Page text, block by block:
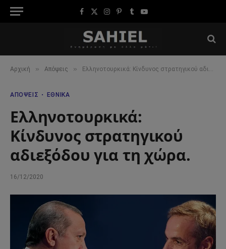
Facebook
X
Instagram
Pinterest
TumblrYouTube
Αρχική » Απόψεις » Ελληνοτουρκικά: Κίνδυνος στρατηγικού αδιεξόδου για τη χώρα.
ΑΠΌΨΕΙΣ ΕΘΝΙΚΆ
Ελληνοτουρκικά:
Κίνδυνος στρατηγικού
αδιεξόδου για τη χώρα.
16/12/2020